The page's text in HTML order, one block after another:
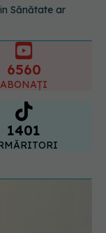
4 lucruri
explicate de
6560
ABONAȚI
1401